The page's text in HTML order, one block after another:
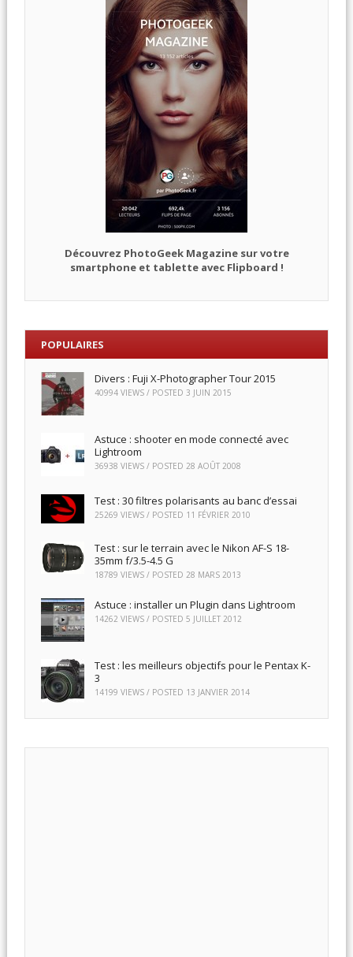
Découvrez PhotoGeek Magazine sur votre
smartphone et tablette avec Flipboard !
POPULAIRES
Divers : Fuji X-Photographer Tour 2015
40994 VIEWS / POSTED 3 JUIN 2015
Astuce : shooter en mode connecté avec
Lightroom
36938 VIEWS / POSTED 28 AOÛT 2008
Test : 30 filtres polarisants au banc d’essai
25269 VIEWS / POSTED 11 FÉVRIER 2010
Test : sur le terrain avec le Nikon AF-S 18-
35mm f/3.5-4.5 G
18789 VIEWS / POSTED 28 MARS 2013
Astuce : installer un Plugin dans Lightroom
14262 VIEWS / POSTED 5 JUILLET 2012
Test : les meilleurs objectifs pour le Pentax K-
3
14199 VIEWS / POSTED 13 JANVIER 2014